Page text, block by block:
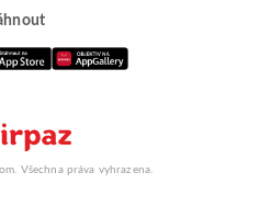
Všechna práva vyhrazena.